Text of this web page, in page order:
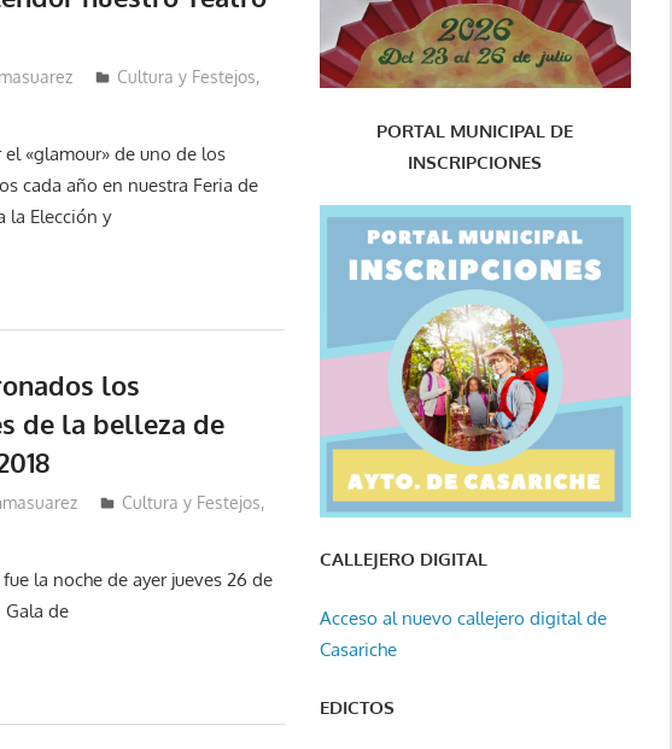
Cultura y Festejos,
el «glamour» de uno de los
cada año en nuestra Feria de
la Elección y
los
de la belleza de
Cultura y Festejos,
la noche de ayer jueves 26 de
Gala de
PORTAL MUNICIPAL DE
INSCRIPCIONES
CALLEJERO DIGITAL
Acceso al nuevo callejero digital de
Casariche
EDICTOS